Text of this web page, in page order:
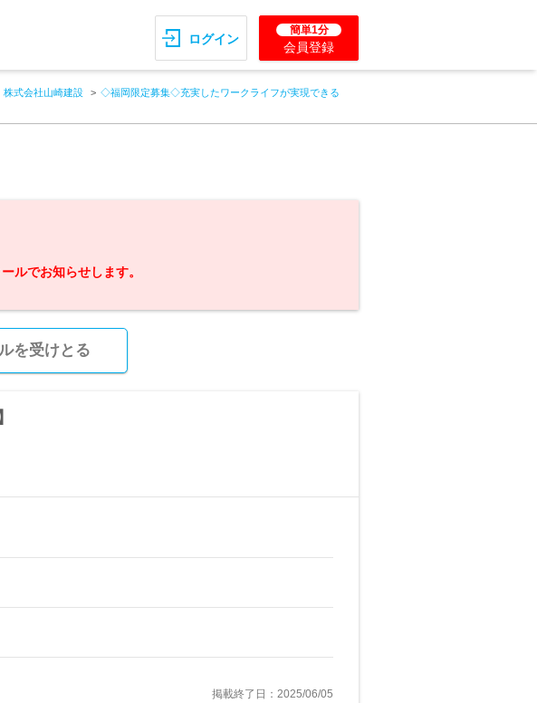
ログイン
簡単1分
会員登録
株式会社山崎建設
◇福岡限定募集◇充実したワークライフが実現できる
ルでお知らせします。
を受けとる
掲載終了日：2025/06/05